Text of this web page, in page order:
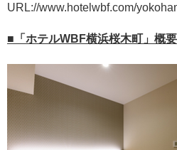
URL://www.hotelwbf.com/
■「ホテルWBF横浜桜木町」概要